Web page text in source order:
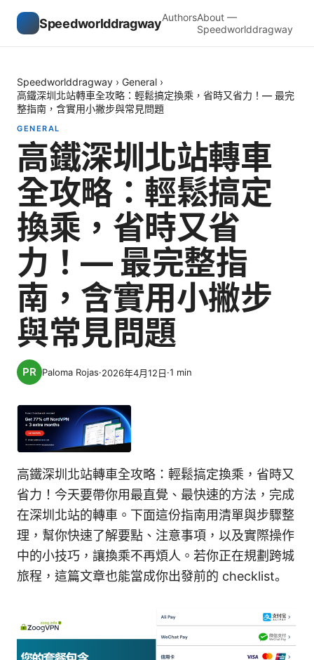
SpeedworlddragwayAuthorsAbout —
Speedworlddragway
Speedworlddragway › General ›
高鐵深圳北站轉車全攻略：輕鬆搞定換乘，省時又省力！— 最完
整指南，含實用小撇步與常見問題
GENERAL
高鐵深圳北站轉車
全攻略：輕鬆搞定
換乘，省時又省
力！— 最完整指
南，含實用小撇步
與常見問題
Paloma Rojas·2026年4月12日·1 min
高鐵深圳北站轉車全攻略：輕鬆搞定換乘，省時又
省力！今天要帶你用最直覺、最快速的方法，完成
在深圳北站的轉車。下面這份指南用清單與步驟整
理，幫你快速了解要點、注意事項，以及實際操作
中的小技巧，讓換乘不再煩人。若你正在規劃跨城
旅程，這篇文章也能當成你出發前的 checklist。